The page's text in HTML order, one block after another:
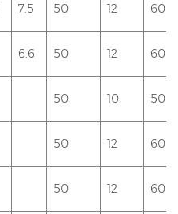
7.5 50 12 600
6.6 50 12 600
50 10 500.
50 12 600
50 12 600